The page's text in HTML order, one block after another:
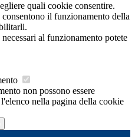
quali cookie consentire.
il funzionamento della
al funzionamento potete
non possono essere
nella pagina della cookie